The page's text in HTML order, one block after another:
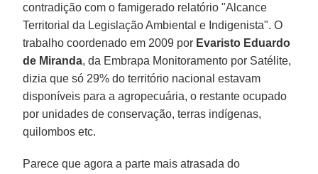
contradição com o famigerado relatório "Alcance
Territorial da Legislação Ambiental e Indigenista". O
trabalho coordenado em 2009 por Evaristo Eduardo
de Miranda, da Embrapa Monitoramento por Satélite,
dizia que só 29% do território nacional estavam
disponíveis para a agropecuária, o restante ocupado
por unidades de conservação, terras indígenas,
quilombos etc.
Parece que agora a parte mais atrasada do